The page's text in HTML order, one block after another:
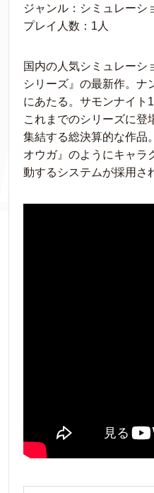
ジャンル：シミュレーシ
プレイ人数：1人
国内の人気シミュレーシ
シリーズ』の最新作。ナ
にあたる。サモンナイト
これまでのシリーズに登
集結する総決算的な作品
オウガ』のようにキャラ
動するシステムが採用さ